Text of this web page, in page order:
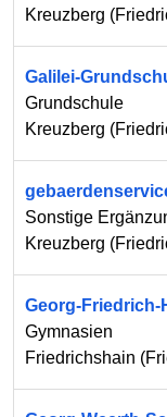
Kreuzberg (
Galilei-
Grundschule
Kreuzberg (
Sonstige
Kreuzberg (
Georg-Friedrich-
Gymnasien
Friedrichshain (